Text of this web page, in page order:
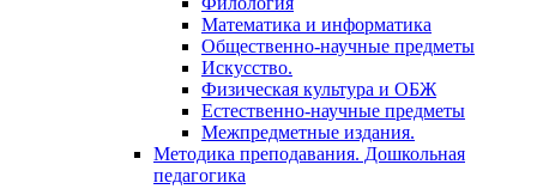
Математика и информатика
Общественно-научные предметы
Искусство.
Физическая культура и ОБЖ
Естественно-научные предметы
Межпредметные издания.
Методика преподавания. Дошкольная
педагогика